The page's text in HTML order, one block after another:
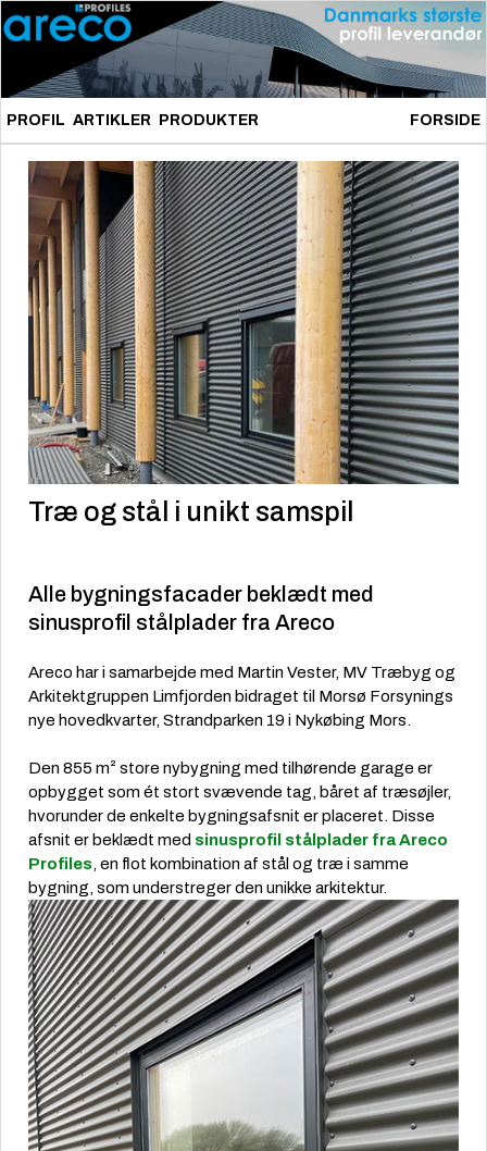
PROFIL ARTIKLER PRODUKTER FORSIDE
Træ og stål i unikt samspil
Alle bygningsfacader beklædt med
sinusprofil stålplader fra Areco
Areco har i samarbejde med Martin Vester, MV Træbyg og
Arkitektgruppen Limfjorden bidraget til Morsø Forsynings
nye hovedkvarter, Strandparken 19 i Nykøbing Mors.
Den 855 m² store nybygning med tilhørende garage er
opbygget som ét stort svævende tag, båret af træsøjler,
hvorunder de enkelte bygningsafsnit er placeret. Disse
afsnit er beklædt med sinusprofil stålplader fra Areco
Profiles, en flot kombination af stål og træ i samme
bygning, som understreger den unikke arkitektur.